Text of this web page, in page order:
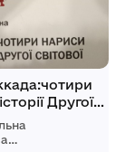
Другої